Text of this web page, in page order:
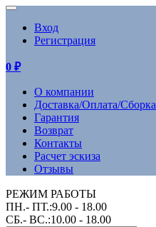
Вход
Регистрация
0 ₽
О компании
Доставка/Оплата/Сборка
Гарантия
Возврат
Контакты
Расчет эскиза
Отзывы
РЕЖИМ РАБОТЫ
ПН.- ПТ.:9.00 - 18.00
СБ.- ВС.:10.00 - 18.00